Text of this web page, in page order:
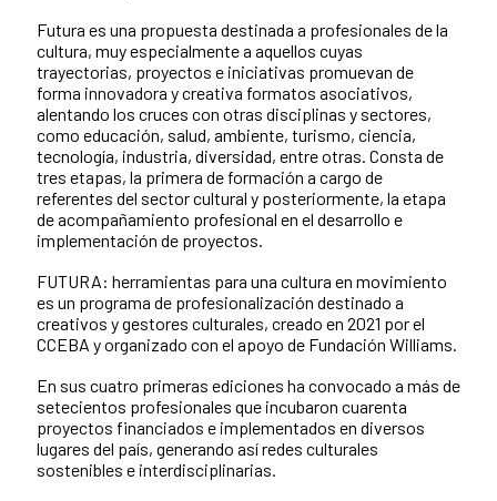
Futura es una propuesta destinada a profesionales de la
cultura, muy especialmente a aquellos cuyas
trayectorias, proyectos e iniciativas promuevan de
forma innovadora y creativa formatos asociativos,
alentando los cruces con otras disciplinas y sectores,
como educación, salud, ambiente, turismo, ciencia,
tecnología, industria, diversidad, entre otras. Consta de
tres etapas, la primera de formación a cargo de
referentes del sector cultural y posteriormente, la etapa
de acompañamiento profesional en el desarrollo e
implementación de proyectos.
FUTURA: herramientas para una cultura en movimiento
es un programa de profesionalización destinado a
creativos y gestores culturales, creado en 2021 por el
CCEBA y organizado con el apoyo de Fundación Williams.
En sus cuatro primeras ediciones ha convocado a más de
setecientos profesionales que incubaron cuarenta
proyectos financiados e implementados en diversos
lugares del país, generando así redes culturales
sostenibles e interdisciplinarias.